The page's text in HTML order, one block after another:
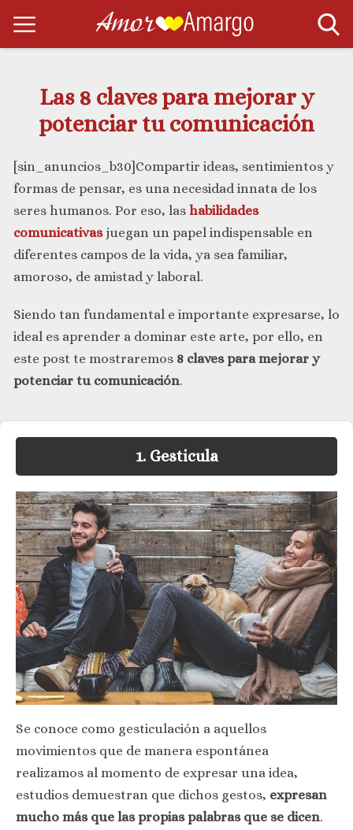
Las 8 claves para mejorar y
potenciar tu comunicación
[sin_anuncios_b30]Compartir ideas, sentimientos y
formas de pensar, es una necesidad innata de los
seres humanos. Por eso, las habilidades
comunicativasjuegan un papel indispensable en
diferentes campos de la vida, ya sea familiar,
amoroso, de amistad y laboral.
Siendo tan fundamental e importante expresarse, lo
ideal es aprender a dominar este arte, por ello, en
este post te mostraremos 8 claves para mejorar y
potenciar tu comunicación.
1. Gesticula
Se conoce como gesticulación a aquellos
movimientos que de manera espontánea
realizamos al momento de expresar una idea,
estudios demuestran que dichos gestos, expresan
mucho más que las propias palabras que se dicen.